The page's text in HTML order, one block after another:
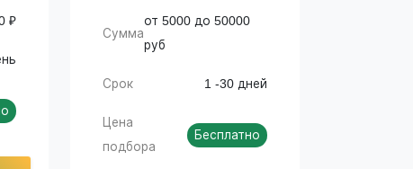
₽
Сумма
от 5000 до 50000
руб
Срок 1 -30 дней
Цена
подбора
Бесплатно